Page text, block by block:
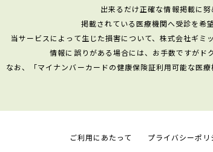
出来るだけ正確な情報掲載に
掲載されている医療機関へ受診を希
当サービスによって生じた損害について、株式会社ギミ
情報に誤りがある場合には、お手数ですがド
なお、「マイナンバーカードの健康保険証利用可能な医
ご利用にあたって プライバシーポリ